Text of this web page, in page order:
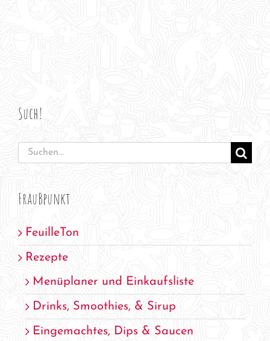
Such!
Suche
FrauBpunkt
FeuilleTon
Rezepte
Menüplaner und Einkaufsliste
Drinks, Smoothies, & Sirup
Eingemachtes, Dips & Saucen